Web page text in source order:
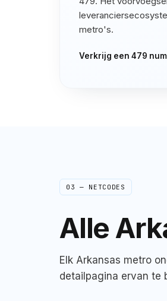
metro's.
Verkrijg een 479
03 — NETCODES
Alle
Elk Arkansas metro
detailpagina ervan te